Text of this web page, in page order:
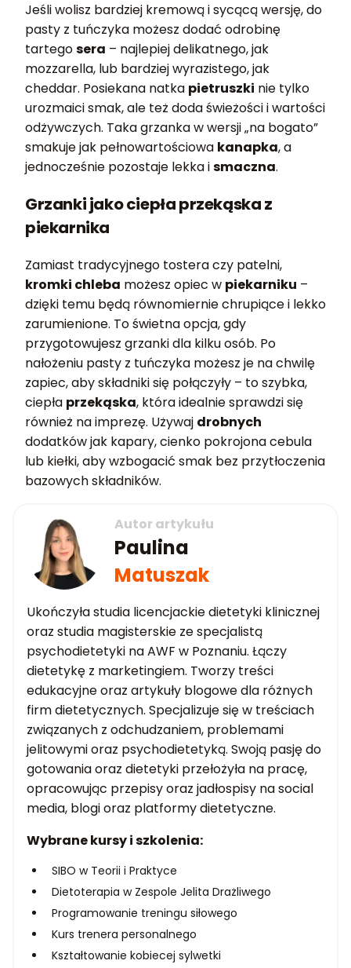
Jeśli wolisz bardziej kremową i sycącą wersję, do
pasty z tuńczyka możesz dodać odrobinę
tartegosera – najlepiej delikatnego, jak
mozzarella, lub bardziej wyrazistego, jak
cheddar. Posiekana natka pietruszki nie tylko
urozmaici smak, ale też doda świeżości i wartości
odżywczych. Taka grzanka w wersji „na bogato”
smakuje jak pełnowartościowa kanapka, a
jednocześnie pozostaje lekka ismaczna.
Grzanki jako ciepła przekąska z
piekarnika
Zamiast tradycyjnego tostera czy patelni,
kromki chleba możesz opiec w piekarniku –
dzięki temu będą równomiernie chrupiące i lekko
zarumienione. To świetna opcja, gdy
przygotowujesz grzanki dla kilku osób. Po
nałożeniu pasty z tuńczyka możesz je na chwilę
zapiec, aby składniki się połączyły – to szybka,
ciepła przekąska, która idealnie sprawdzi się
również na imprezę. Używaj drobnych
dodatków jak kapary, cienko pokrojona cebula
lub kiełki, aby wzbogacić smak bez przytłoczenia
bazowych składników.
Autor artykułu
Paulina
Matuszak
Ukończyła studia licencjackie dietetyki klinicznej
oraz studia magisterskie ze specjalistą
psychodietetyki na AWF w Poznaniu. Łączy
dietetykę z marketingiem. Tworzy treści
edukacyjne oraz artykuły blogowe dla różnych
firm dietetycznych. Specjalizuje się w treściach
związanych z odchudzaniem, problemami
jelitowymi oraz psychodietetyką. Swoją pasję do
gotowania oraz dietetyki przełożyła na pracę,
opracowując przepisy oraz jadłospisy na social
media, blogi oraz platformy dietetyczne.
Wybrane kursy i szkolenia:
SIBO w Teorii i Praktyce
Dietoterapia w Zespole Jelita Drażliwego
Programowanie treningu siłowego
Kurs trenera personalnego
Kształtowanie kobiecej sylwetki